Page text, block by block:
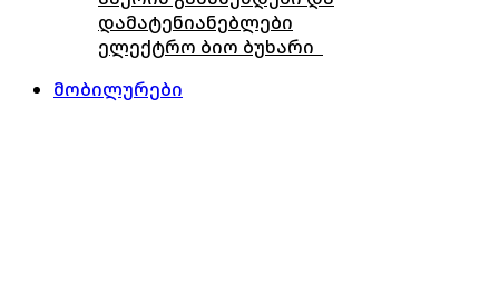
დამატენიანებლები
ელექტრო ბიო ბუხარი
მობილურები